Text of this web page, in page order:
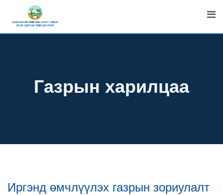
content
Газрын харилцаа
Иргэнд өмчлүүлэх газрын зориулалт